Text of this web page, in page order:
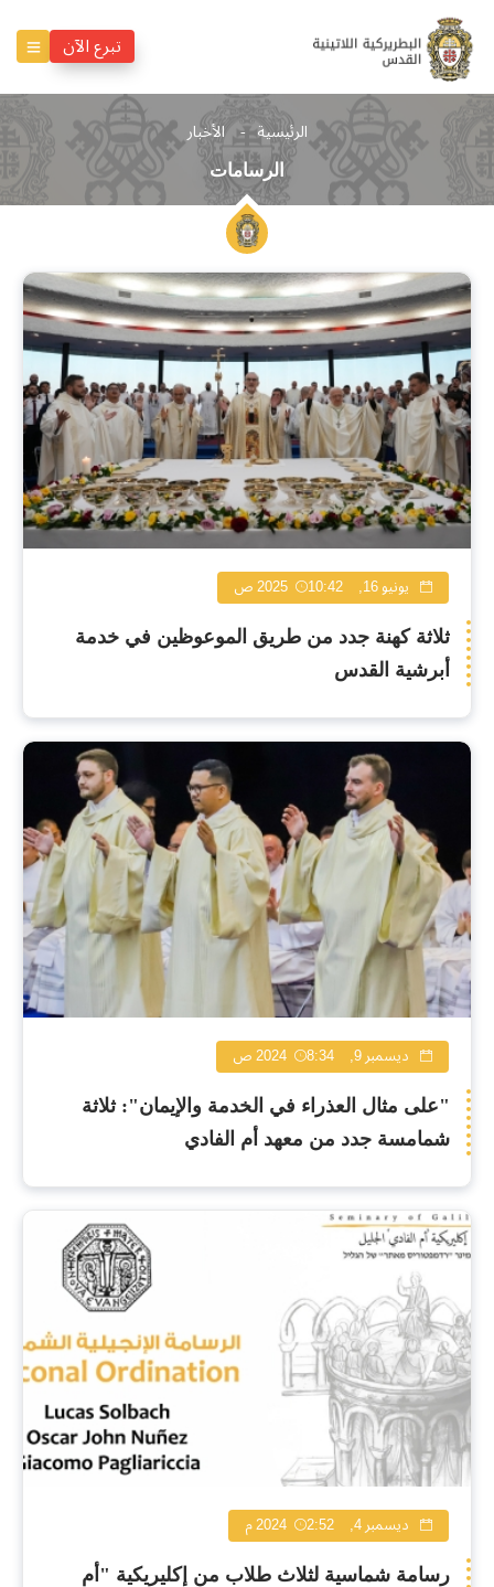
تبرع الآن
الرئيسية الأخبار
الرسامات
الرسامات
يونيو 16, 2025 10:42 ص
ثلاثة كهنة جدد من طريق الموعوظين في خدمة
أبرشية القدس
ديسمبر 9, 2024 8:34 ص
"على مثال العذراء في الخدمة والإيمان": ثلاثة
شمامسة جدد من معهد أم الفادي
ديسمبر 4, 2024 2:52 م
رسامة شماسية لثلاث طلاب من إكليريكية "أم